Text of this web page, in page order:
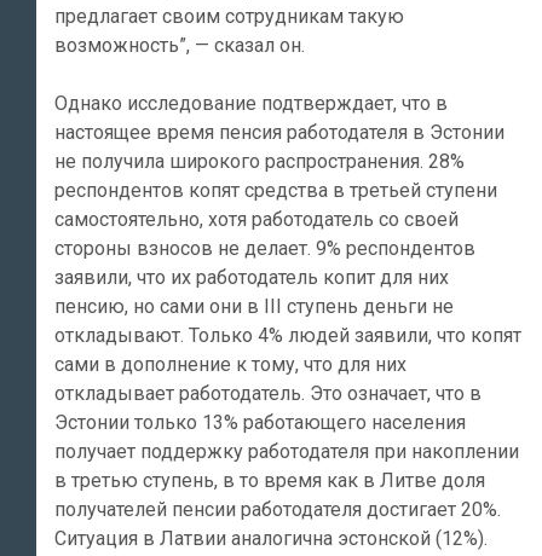
предлагает своим сотрудникам такую
возможность”, — сказал он.
Однако исследование подтверждает, что в
настоящее время пенсия работодателя в Эстонии
не получила широкого распространения. 28%
респондентов копят средства в третьей ступени
самостоятельно, хотя работодатель со своей
стороны взносов не делает. 9% респондентов
заявили, что их работодатель копит для них
пенсию, но сами они в III ступень деньги не
откладывают. Только 4% людей заявили, что копят
сами в дополнение к тому, что для них
откладывает работодатель. Это означает, что в
Эстонии только 13% работающего населения
получает поддержку работодателя при накоплении
в третью ступень, в то время как в Литве доля
получателей пенсии работодателя достигает 20%.
Ситуация в Латвии аналогична эстонской (12%).